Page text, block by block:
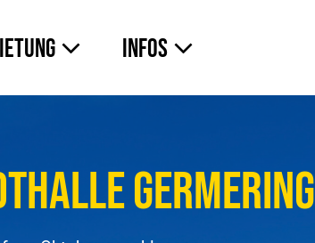
Infos
Germering